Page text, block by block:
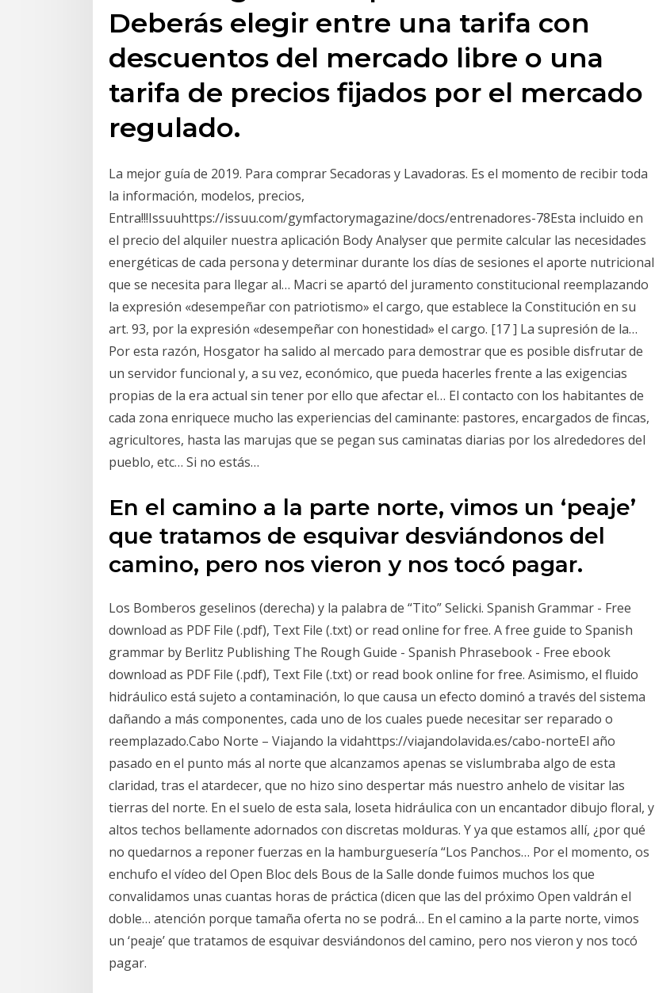
Deberás elegir entre una tarifa con
descuentos del mercado libre o una
tarifa de precios fijados por el mercado
regulado.
La mejor guía de 2019. Para comprar Secadoras y Lavadoras. Es el momento de recibir toda
la información, modelos, precios,
Entra!!!Issuuhttps://issuu.com/gymfactorymagazine/docs/entrenadores-78Esta incluido en
el precio del alquiler nuestra aplicación Body Analyser que permite calcular las necesidades
energéticas de cada persona y determinar durante los días de sesiones el aporte nutricional
que se necesita para llegar al… Macri se apartó del juramento constitucional reemplazando
la expresión «desempeñar con patriotismo» el cargo, que establece la Constitución en su
art. 93, por la expresión «desempeñar con honestidad» el cargo. [17 ] La supresión de la…
Por esta razón, Hosgator ha salido al mercado para demostrar que es posible disfrutar de
un servidor funcional y, a su vez, económico, que pueda hacerles frente a las exigencias
propias de la era actual sin tener por ello que afectar el… El contacto con los habitantes de
cada zona enriquece mucho las experiencias del caminante: pastores, encargados de fincas,
agricultores, hasta las marujas que se pegan sus caminatas diarias por los alrededores del
pueblo, etc… Si no estás…
En el camino a la parte norte, vimos un ‘peaje’
que tratamos de esquivar desviándonos del
camino, pero nos vieron y nos tocó pagar.
Los Bomberos geselinos (derecha) y la palabra de “Tito” Selicki. Spanish Grammar - Free
download as PDF File (.pdf), Text File (.txt) or read online for free. A free guide to Spanish
grammar by Berlitz Publishing The Rough Guide - Spanish Phrasebook - Free ebook
download as PDF File (.pdf), Text File (.txt) or read book online for free. Asimismo, el fluido
hidráulico está sujeto a contaminación, lo que causa un efecto dominó a través del sistema
dañando a más componentes, cada uno de los cuales puede necesitar ser reparado o
reemplazado.Cabo Norte – Viajando la vidahttps://viajandolavida.es/cabo-norteEl año
pasado en el punto más al norte que alcanzamos apenas se vislumbraba algo de esta
claridad, tras el atardecer, que no hizo sino despertar más nuestro anhelo de visitar las
tierras del norte. En el suelo de esta sala, loseta hidráulica con un encantador dibujo floral, y
altos techos bellamente adornados con discretas molduras. Y ya que estamos allí, ¿por qué
no quedarnos a reponer fuerzas en la hamburguesería “Los Panchos… Por el momento, os
enchufo el vídeo del Open Bloc dels Bous de la Salle donde fuimos muchos los que
convalidamos unas cuantas horas de práctica (dicen que las del próximo Open valdrán el
doble… atención porque tamaña oferta no se podrá… En el camino a la parte norte, vimos
un ‘peaje’ que tratamos de esquivar desviándonos del camino, pero nos vieron y nos tocó
pagar.